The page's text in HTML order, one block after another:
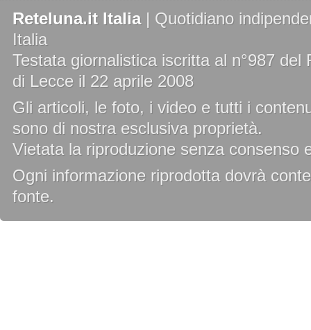
Reteluna.it Italia| Quotidiano
Italia
Testata giornalistica iscritta al n°987
di Lecce il 22 aprile 2008
Gli articoli, le foto, i video e tutti i
sono di nostra esclusiva proprietà.
Vietata la riproduzione senza consenso
Ogni informazione riprodotta dovrà
fonte.